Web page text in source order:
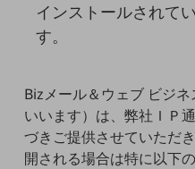
データ利活用
運用管理
業務支援・マーケティング
インストールされて
す。
Bizメール＆ウェブ ビジ
いいます）は、弊社ＩＰ
づきご提供させていただ
開される場合は特に以下